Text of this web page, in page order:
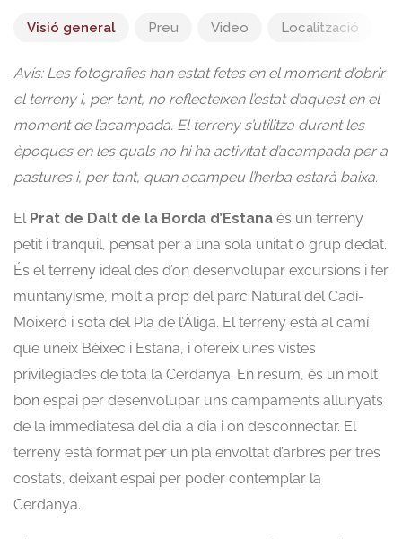
Visió general Preu Video Localització
Avís: Les fotografies han estat fetes en el moment d’obrir
el terreny i, per tant, no reflecteixen l’estat d’aquest en el
moment de l’acampada. El terreny s’utilitza durant les
èpoques en les quals no hi ha activitat d’acampada per a
pastures i, per tant, quan acampeu l’herba estarà baixa.
El Prat de Dalt de la Borda d’Estana és un terreny
petit i tranquil, pensat per a una sola unitat o grup d’edat.
És el terreny ideal des d’on desenvolupar excursions i fer
muntanyisme, molt a prop del parc Natural del Cadí-
Moixeró i sota del Pla de l’Àliga. El terreny està al camí
que uneix Bèixec i Estana, i ofereix unes vistes
privilegiades de tota la Cerdanya. En resum, és un molt
bon espai per desenvolupar uns campaments allunyats
de la immediatesa del dia a dia i on desconnectar. El
terreny està format per un pla envoltat d’arbres per tres
costats, deixant espai per poder contemplar la
Cerdanya.